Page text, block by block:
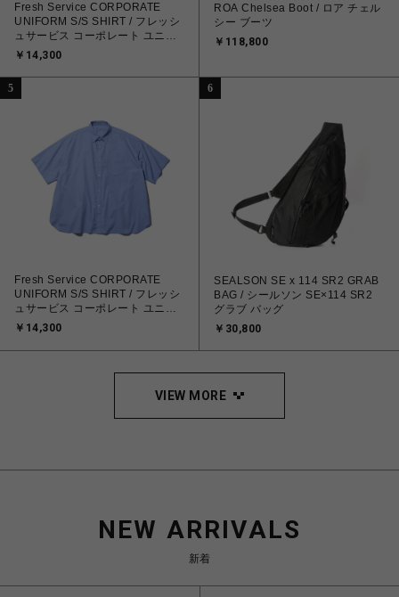
Fresh Service CORPORATE
UNIFORM S/S SHIRT / フレッシ
ュサービス コーポレート ユニフ
ォーム S/S シャツ
￥14,300
ROA Chelsea Boot / ロア チェル
シー ブーツ
￥118,800
5
Fresh Service CORPORATE
UNIFORM S/S SHIRT / フレッシ
ュサービス コーポレート ユニフ
ォーム S/S シャツ
￥14,300
6
SEALSON SE x 114 SR2 GRAB
BAG / シールソン SE×114 SR2
グラブ バッグ
￥30,800
VIEW MORE
NEW ARRIVALS
新着